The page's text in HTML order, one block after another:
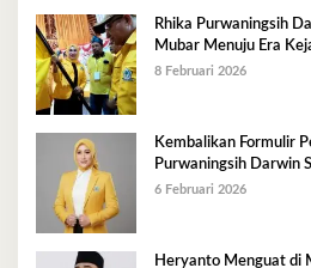
Rhika Purwaningsih
Mubar Menuju Era
8 Februari 2026
Kembalikan Formulir
Purwaningsih Darwin
Golkar Mubar
6 Februari 2026
Heryanto Menguat di